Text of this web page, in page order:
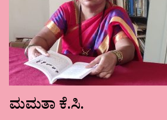
ಮಮತಾ ಕೆ.ಸಿ.